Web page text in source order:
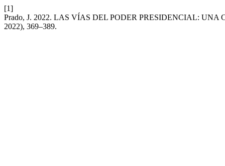
[1]
Prado, J. 2022. LAS VÍAS DEL PODER PRESIDENCIAL:
2022), 369–389.